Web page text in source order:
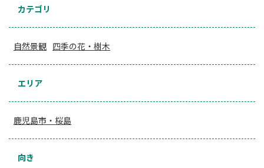
カテゴリ
自然景観 四季の花・樹木
エリア
鹿児島市・桜島
向き